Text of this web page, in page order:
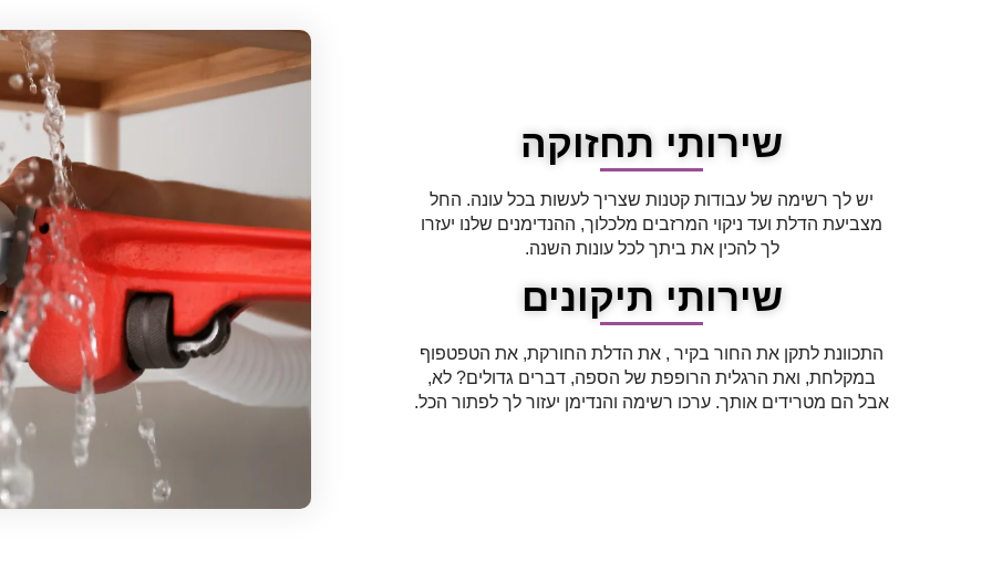
שירותי תחזוקה
יש לך רשימה של עבודות קטנות שצריך לעשות בכל עונה. החל
מצביעת הדלת ועד ניקוי המרזבים מלכלוך, ההנדימנים שלנו יעזרו
לך להכין את ביתך לכל עונות השנה.
שירותי תיקונים
התכוונת לתקן את החור בקיר , את הדלת החורקת, את הטפטפוף
במקלחת, ואת הרגלית הרופפת של הספה, דברים גדולים? לא,
אבל הם מטרידים אותך. ערכו רשימה והנדימן יעזור לך לפתור הכל.